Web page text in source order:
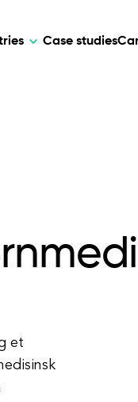
Case studies
et